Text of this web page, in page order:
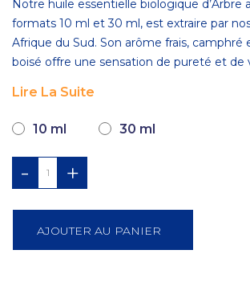
Notre huile essentielle biologique d’Arbre
formats 10 ml et 30 ml, est extraire par
Afrique du Sud. Son arôme frais,
boisé offre une sensation de pureté et de
Lire La Suite
10 ml 30 ml
- +
AJOUTER AU PANIER